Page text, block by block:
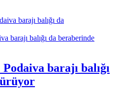
barajı balığı da beraberinde
barajı balığı